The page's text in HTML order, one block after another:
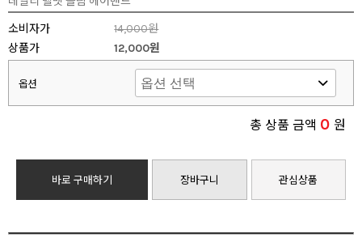
소비자가
14,000원
상품가
12,000원
옵션
총 상품 금액 0 원
바로 구매하기 장바구니 관심상품